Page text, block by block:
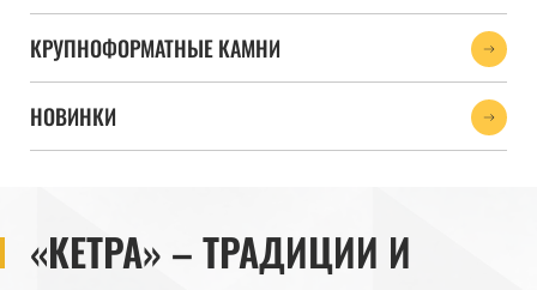
КРУПНОФОРМАТНЫЕ КАМНИ
НОВИНКИ
«КЕТРА» – ТРАДИЦИИ И